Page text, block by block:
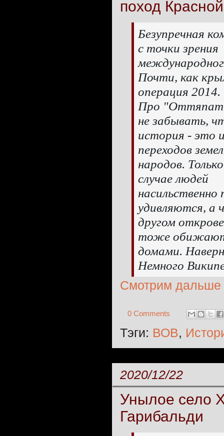
поход
Безупречная
с точки зрения
Почти, как
операция 2014.
Про
не забывать,
история - это
переходов
народов.
случае людей
удивляются, а
другом
тоже
домами.
Немного
Смотрим
0 Comments
Тэги: ВОВ,
2020/12/22
Унылое село
Гарибальди